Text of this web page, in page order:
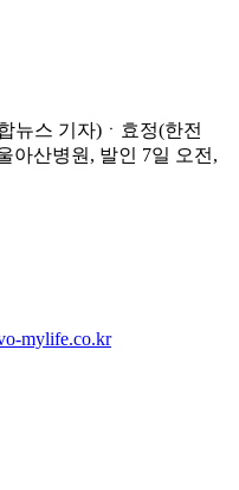
뉴스 기자)ㆍ효정(한전
아산병원, 발인 7일 오전,
mylife.co.kr